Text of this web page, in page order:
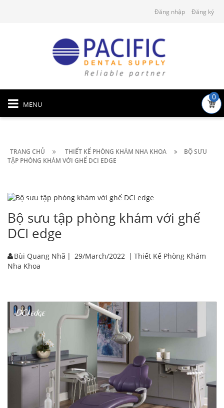
Đăng nhập Đăng ký
MENU
0
TRANG CHỦ THIẾT KẾ PHÒNG KHÁM NHA KHOA
BỘ SƯU
TẬP PHÒNG KHÁM VỚI GHẾ DCI EDGE
Bộ sưu tập phòng khám với ghế
DCI edge
Bùi Quang Nhã | 29/March/2022 | Thiết Kế Phòng Khám
Nha Khoa